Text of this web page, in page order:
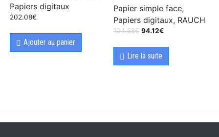
Papiers digitaux
202.08€
Ajouter au panier
Papier simple face,
Papiers digitaux, RAUCH
104.58€ 94.12€
Lire la suite